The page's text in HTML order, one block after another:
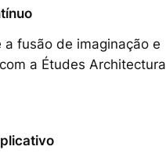
a fusão de imaginação e
a Études